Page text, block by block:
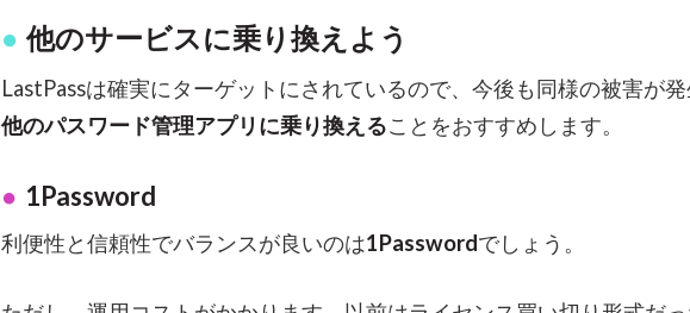
他のサービスに乗り換えよう
LastPassは確実にターゲットにされているので、今後も同様の被害が発
他のパスワード管理アプリに乗り換えることをおすすめします。
1Password
利便性と信頼性でバランスが良いのは1Passwordでしょう。